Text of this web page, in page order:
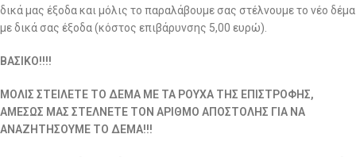
δικά μας έξοδα και μόλις το παραλάβουμε σας στέλνουμε το νέο δέμα
με δικά σας έξοδα (κόστος επιβάρυνσης 5,00 ευρώ).
ΒΑΣΙΚΟ!!!!
ΜΟΛΙΣ ΣΤΕΙΛΕΤΕ ΤΟ ΔΕΜΑ ΜΕ ΤΑ ΡΟΥΧΑ ΤΗΣ ΕΠΙΣΤΡΟΦΗΣ,
ΑΜΕΣΩΣ ΜΑΣ ΣΤΕΛΝΕΤΕ ΤΟΝ ΑΡΙΘΜΟ ΑΠΟΣΤΟΛΗΣ ΓΙΑ ΝΑ
ΑΝΑΖΗΤΗΣΟΥΜΕ ΤΟ ΔΕΜΑ!!!